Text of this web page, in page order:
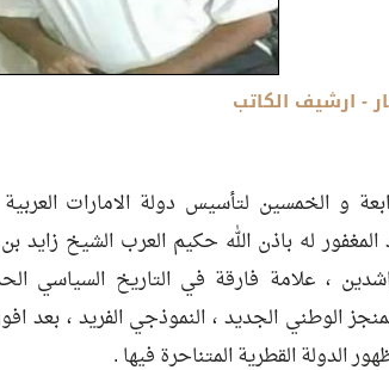
- ارشيف الكاتب
و الخمسين لتأسيس دولة الامارات
المغفور له باذن الله حكيم العرب الشيخ زايد
، علامة فارقة في التاريخ السياسي
الوطني الجديد ، النموذجي الفريد ، بعد
الدولة القطرية المتناحرة فيها .